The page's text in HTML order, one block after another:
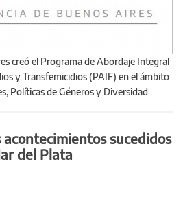
y Transfemicidios (PAIF) en el ámbito
Políticas de Géneros y Diversidad
acontecimientos sucedidos
del Plata